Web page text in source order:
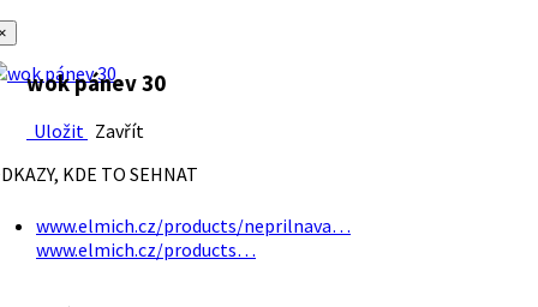
wok pánev 30
Uložit Zavřít
KDE TO SEHNAT
www.elmich.cz/products/neprilnava…
www.elmich.cz/products…